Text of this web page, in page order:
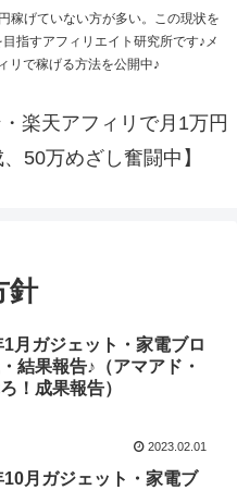
稼げていない方が多い。この現状を
指すアフィリエイト研究所です♪メ
リで稼げる方法を公開中♪
楽天アフィリで月1万円
50万めざし奮闘中】
針
月ガジェット・家電ブロ
結果報告♪（アマアド・
！成果報告）
2023.02.01
10月ガジェット・家電ブ